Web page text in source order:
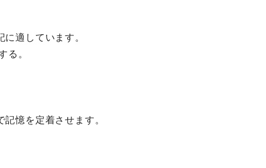
適しています。
る。
憶を定着させます。